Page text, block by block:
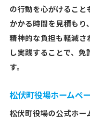
の行動を心がけること
かかる時間を見積もり
精神的な負担も軽減さ
し実践することで、免
す。
松伏町役場ホームペ
松伏町役場の公式ホー